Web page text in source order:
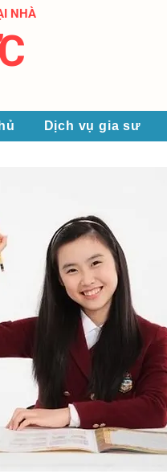
NHÀ
Dịch vụ gia sư